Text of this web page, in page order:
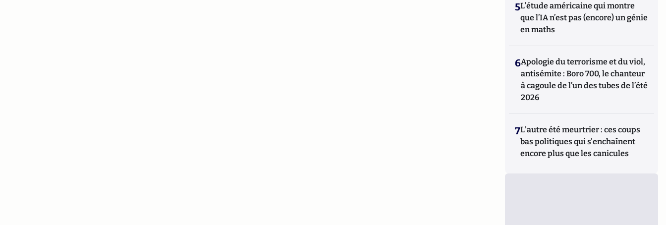
5L’étude américaine qui montre
que l’IA n’est pas (encore) un génie
en maths
6Apologie du terrorisme et du viol,
antisémite : Boro 700, le chanteur
à cagoule de l’un des tubes de l’été
2026
7L'autre été meurtrier : ces coups
bas politiques qui s'enchaînent
encore plus que les canicules